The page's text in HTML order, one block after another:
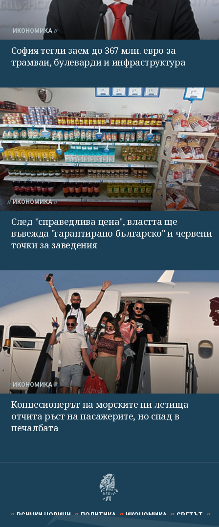
ИКОНОМИКА
София тегли заем до 367 млн. евро за
трамваи, булеварди и инфраструктура
ИКОНОМИКА
След "справедлива цена", властта ще
въвежда "гарантирано българско" и червени
точки за заведения
ИКОНОМИКА
Концесионерът на морските ни летища
отчита ръст на пасажерите, но спад в
печалбата
ВСИЧКИ НОВИНИ ПОЛИТИКА ИКОНОМИКА СВЕТЪТ